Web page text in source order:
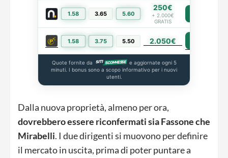
1.58 3.65 5.60
250€
+ 2.000€
GRATIS
1.58 3.75 5.50 2.050€
Quote fornite da
e aggiornate ogni 5
minuti. I bonus sono a scopo informativo per i nuovi
utenti.
Dalla nuova proprietà, almeno per ora,
dovrebbero essere riconfermati sia Fassone che
Mirabelli. I due dirigenti si muovono per definire
il mercato in uscita, prima di poter puntare a